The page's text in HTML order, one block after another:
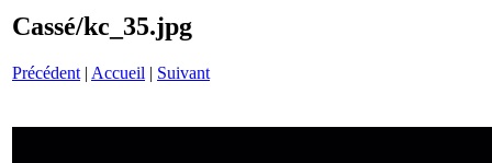
Cassé/kc_35.jpg
Précédent | Accueil | Suivant